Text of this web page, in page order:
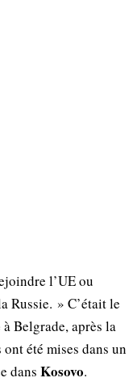
l’UE ou
Russie. » C’était le
à Belgrade, après la
été mises dans un
dans Kosovo.